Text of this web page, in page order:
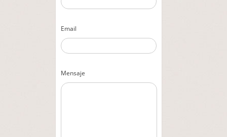
Email
Mensaje